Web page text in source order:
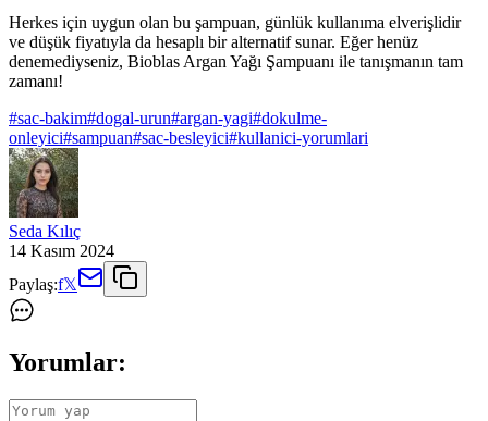
Herkes için uygun olan bu şampuan, günlük kullanıma elverişlidir
ve düşük fiyatıyla da hesaplı bir alternatif sunar. Eğer henüz
denemediyseniz, Bioblas Argan Yağı Şampuanı ile tanışmanın tam
zamanı!
#sac-bakim#dogal-urun#argan-yagi#dokulme-
onleyici#sampuan#sac-besleyici#kullanici-yorumlari
Seda Kılıç
14 Kasım 2024
Paylaş:f𝕏
Yorumlar: